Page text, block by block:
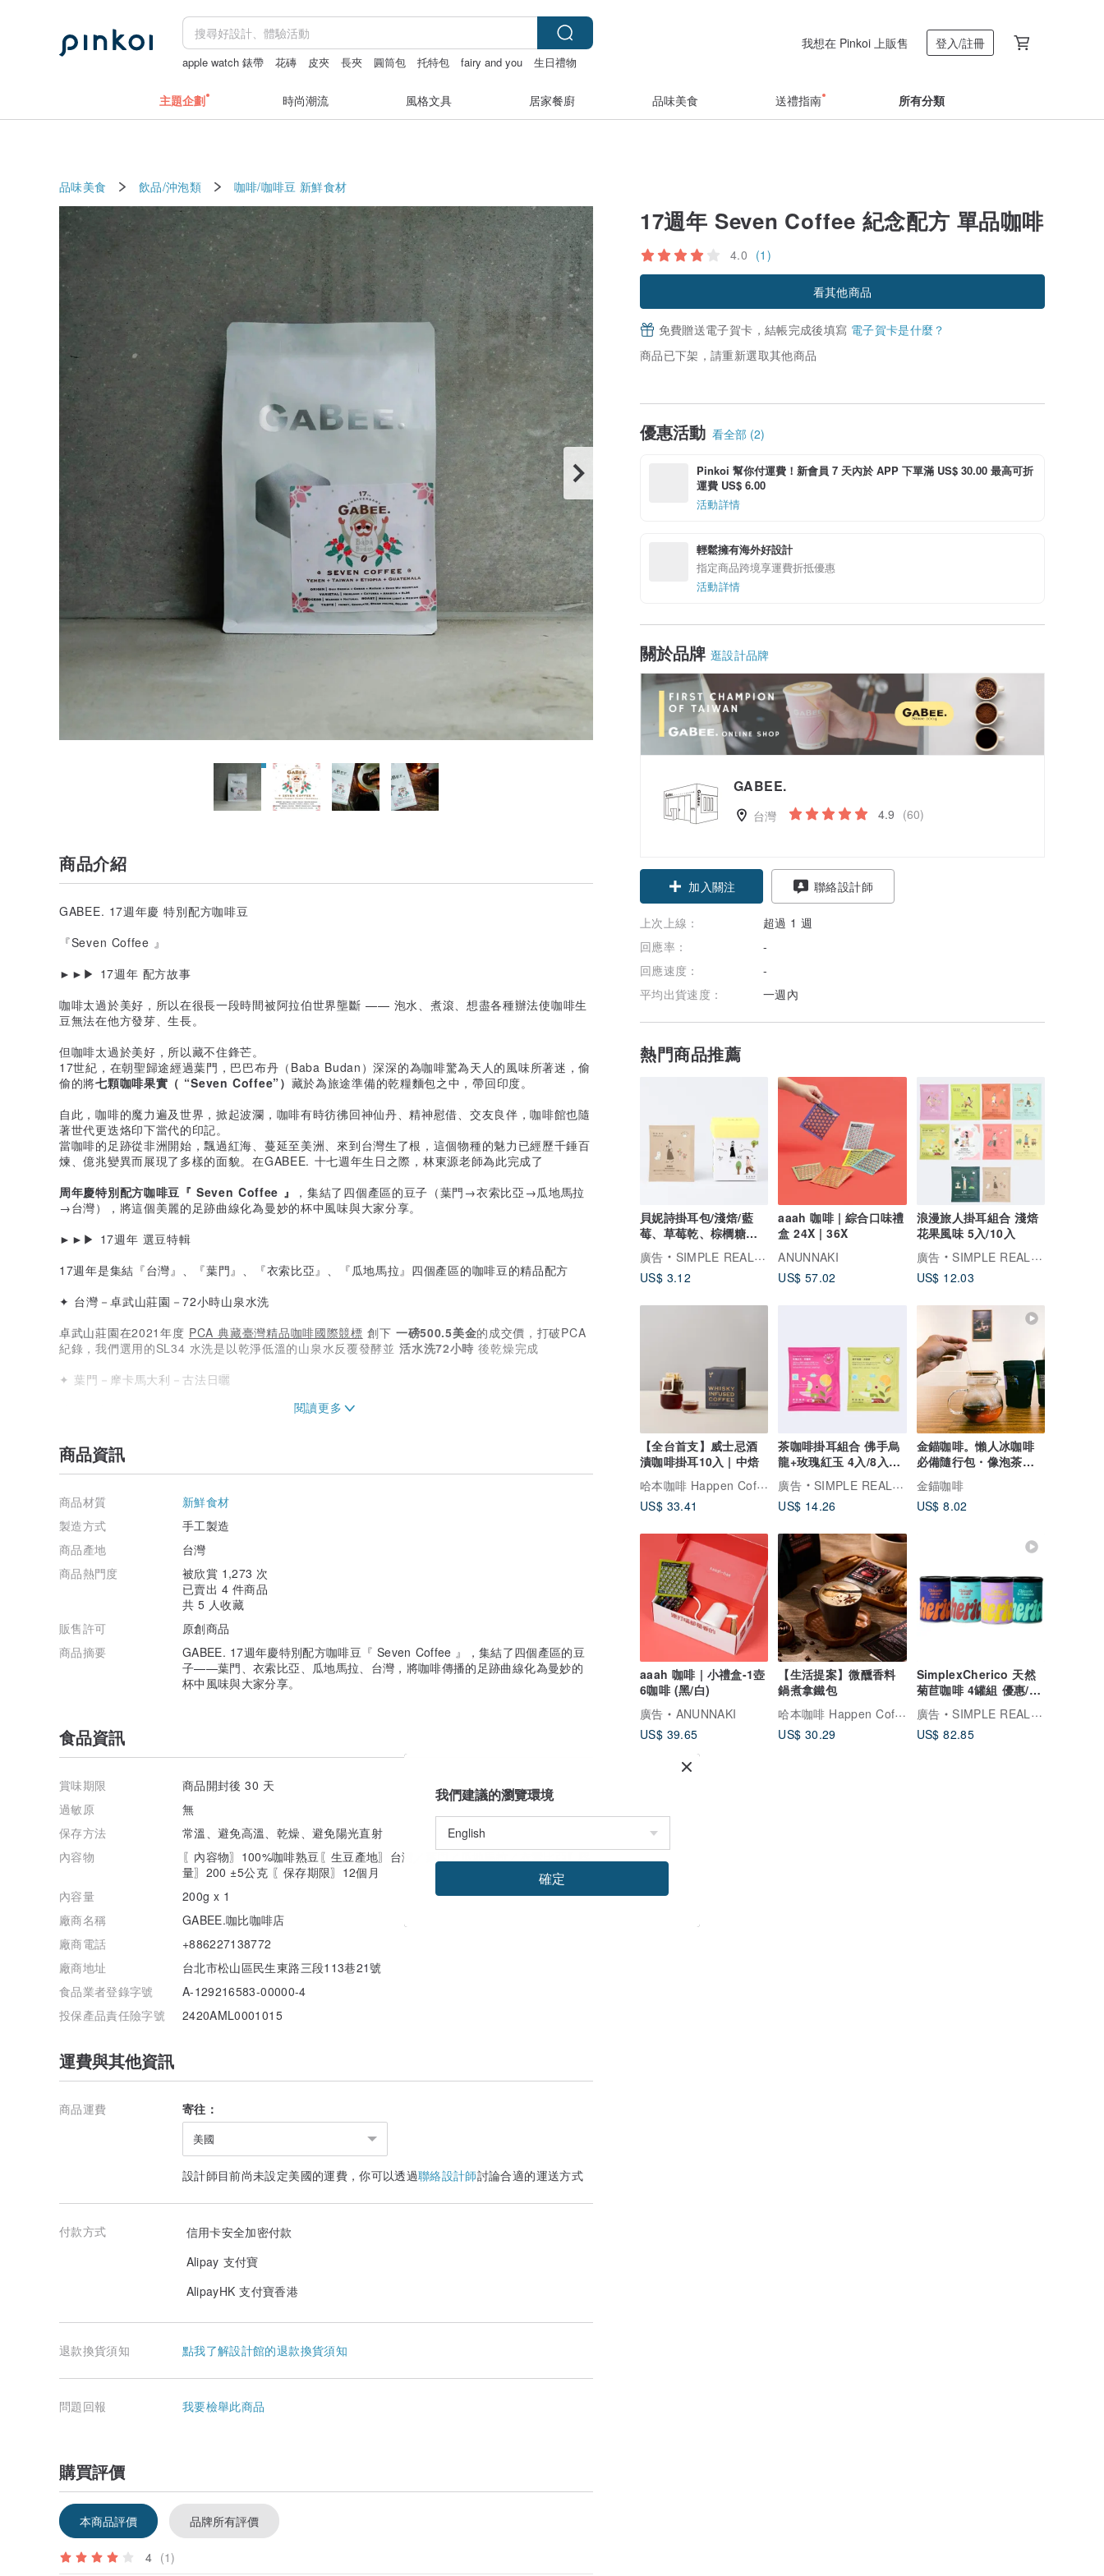
apple watch 錶帶 花磚 皮夾 長夾 圓筒包 托特包 fairy and you 生日禮物
我想在 Pinkoi 上販售 登入/註冊
主題企劃 時尚潮流 風格文具 居家餐廚 品味美食 送禮指南 所有分類
品味美食 飲品/沖泡類 咖啡/咖啡豆 新鮮食材
17週年 Seven Coffee 紀念配方 單品咖啡
4.0 (1)
看其他商品
免費贈送電子賀卡，結帳完成後填寫 電子賀卡是什麼？
商品已下架，請重新選取其他商品
優惠活動 看全部 (2)
Pinkoi 幫你付運費！新會員 7 天內於 APP 下單滿 US$ 30.00 最高可折
運費 US$ 6.00
活動詳情
輕鬆擁有海外好設計
指定商品跨境享運費折抵優惠
活動詳情
關於品牌 逛設計品牌
GABEE.
台灣 4.9 (60)
加入關注 聯絡設計師
上次上線：
超過 1 週
回應率：
-
回應速度：
-
平均出貨速度：
一週內
熱門商品推薦
貝妮詩掛耳包/淺焙/藍
莓、草莓乾、棕櫚糖
1/5/10入
廣告
SIMPLE REAL 想望咖啡
US$ 3.12
aaah 咖啡 | 綜合口味禮
盒 24X | 36X
ANUNNAKI
US$ 57.02
浪漫旅人掛耳組合 淺焙
花果風味 5入/10入
廣告
SIMPLE REAL 想望咖啡
US$ 12.03
【全台首支】威士忌酒
漬咖啡掛耳10入 | 中焙
哈本咖啡 Happen Coffee
US$ 33.41
茶咖啡掛耳組合 佛手烏
龍+玫瑰紅玉 4入/8入
Coffee Stopover聯名
廣告
SIMPLE REAL 想望咖啡
US$ 14.26
金錨咖啡。懶人冰咖啡
必備隨行包・像泡茶一
樣簡單 冷泡更甘甜
金錨咖啡
US$ 8.02
aaah 咖啡 | 小禮盒-1壺
6咖啡 (黑/白)
廣告
ANUNNAKI
US$ 39.65
【生活提案】微醺香料
鍋煮拿鐵包
哈本咖啡 Happen Coffee
US$ 30.29
SimplexCherico 天然
菊苣咖啡 4罐組 優惠/低
咖啡因咖啡 伴手禮
廣告
SIMPLE REAL 想望咖啡
US$ 82.85
商品介紹
GABEE. 17週年慶 特別配方咖啡豆
『Seven Coffee 』
►►▶︎ 17週年 配方故事
咖啡太過於美好，所以在很長一段時間被阿拉伯世界壟斷 —— 泡水、煮滾、想盡各種辦法使咖啡生
豆無法在他方發芽、生長。
但咖啡太過於美好，所以藏不住鋒芒。
17世紀，在朝聖歸途經過葉門，巴巴布丹（Baba Budan）深深的為咖啡驚為天人的風味所著迷，偷
偷的將七顆咖啡果實（ “Seven Coffee”） 藏於為旅途準備的乾糧麵包之中，帶回印度。
自此，咖啡的魔力遍及世界，掀起波瀾，咖啡有時彷彿回神仙丹、精神慰借、交友良伴，咖啡館也隨
著世代更迭烙印下當代的印記。
當咖啡的足跡從非洲開始，飄過紅海、蔓延至美洲、來到台灣生了根，這個物種的魅力已經歷千錘百
煉、億兆變異而展現了多樣的面貌。在GABEE. 十七週年生日之際，林東源老師為此完成了
周年慶特別配方咖啡豆『 Seven Coffee 』
，集結了四個產區的豆子（葉門→衣索比亞→瓜地馬拉
→台灣），將這個美麗的足跡曲線化為曼妙的杯中風味與大家分享。
►►▶︎ 17週年 選豆特輯
17週年是集結『台灣』、『葉門』、『衣索比亞』、『瓜地馬拉』四個產區的咖啡豆的精品配方
✦ 台灣－卓武山莊園－72小時山泉水洗
卓武山莊園在2021年度 PCA 典藏臺灣精品咖啡國際競標 創下 一磅500.5美金的成交價，打破PCA
紀錄，我們選用的SL34 水洗是以乾淨低溫的山泉水反覆發酵並活水洗72小時 後乾燥完成
✦ 葉門－摩卡馬大利－古法日曬
葉門最著名的就是風味厚實、狂野的日曬豆，葉門作為最早規模化咖啡生產的產國，沿襲了古法天然
✦ 瓜地馬拉－瓦爾馬－二次浸潤發酵水洗
堅持品質管控的同時，瓦爾瑪莊園在
提供動物棲息，也利用_咖啡殘渣作為有機堆肥實踐零浪費_的觀念，更設計了_特殊的生態水洗處理
廠_讓水資源能被回收利用，能夠盡力維護『地球屏障——雨林生態系』
✦ 衣索比亞－烏拉嘎－水洗
古吉產區的烏拉嘎鎮大家應該都不陌生，作為最受大眾喜愛的精品產區，這支使用傳統水洗的豆子帶
有一貫優雅的白花香氣、柑橘及熟果的上揚清甜香氣，將其他三隻豆子的香氣與口感襯托的更有質感
𓅪 𓅫 𓅫 咖啡豆履歷
〖產國〗衣索比亞＋瓜地馬拉＋葉門＋台灣
〖產區〗Guji Oromia + Coban +Matari + Zhuo Wu Mountain
〖品種〗Heirloom + Caturra + Arabica + SL34
〖烘焙度〗中淺焙＋中深焙
𓂅 前端風味：蜂蜜、硬核水果
𓂅 中端主軸：精品巧克力的甜感與醇度
𓂅 尾端韻味：烏龍茶般綿長，還有柔順的body感
𓂅 𓂅
𓂅 酸質 ●●●○○
𓂅 醇厚 ●●●○○
𓇢 𓇢
義式機、摩卡壺 ➔ 細研磨
愛樂壓、虹吸壺、冰滴 ➔ 中研磨
法壓壺、手沖 ➔ 粗研磨
商品資訊
商品材質
新鮮食材
製造方式
手工製造
商品產地
台灣
商品熱門度
被欣賞 1,273 次
已賣出 4 件商品
共 5 人收藏
販售許可
原創商品
商品摘要
GABEE. 17週年慶特別配方咖啡豆『 Seven Coffee 』，集結了四個產區的豆
子——葉門、衣索比亞、瓜地馬拉、台灣，將咖啡傳播的足跡曲線化為曼妙的
杯中風味與大家分享。
食品資訊
賞味期限
商品開封後 30 天
過敏原
無
保存方法
常溫、避免高溫、乾燥、避免陽光直射
內容物
〖內容物〗100%咖啡熟豆〖生豆產地〗台灣／葉門／瓜地馬拉／衣索比亞〖容
量〗200 ±5公克 〖保存期限〗12個月
內容量
200g x 1
廠商名稱
GABEE.咖比咖啡店
廠商電話
+886227138772
廠商地址
台北市松山區民生東路三段113巷21號
食品業者登錄字號
A-129216583-00000-4
投保產品責任險字號
2420AML0001015
運費與其他資訊
商品運費 寄往：
美國
設計師目前尚未設定美國的運費，你可以透過聯絡設計師討論合適的運送方式
付款方式
信用卡安全加密付款
Alipay 支付寶
AlipayHK 支付寶香港
退款換貨須知 點我了解設計館的退款換貨須知
問題回報 我要檢舉此商品
購買評價
本商品評價 品牌所有評價
4 (1)
我們建議的瀏覽環境
確定